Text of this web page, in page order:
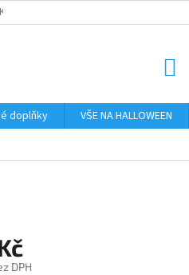
doplňky VŠE NA HALLOWEEN
DPH